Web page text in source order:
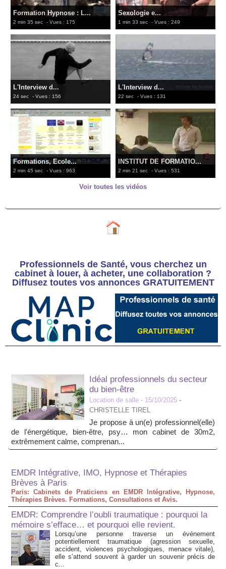
Formation Hypnose : L...
2 min 35 sec - Vues : 175
Sexologie e...
1 min 33 sec - Vues : 249
L'Interview d...
24 sec - Vues : 156
L'Interview d...
22 sec - Vues : 131
Formations, Ecole...
2 min 45 sec - Vues : 963
INSTITUT DE FORMATIO...
2 min 21 sec - Vues : 531
Voir toutes les vidéos
Professionnels de Santé, vous cherchez un
cabinet à louer, à acheter, une collaboration ?
Diffusez toutes vos annonces GRATUITEMENT
Idéal professionnels du secteur
du bien-être
Location de salle - 15/10/2025 -
CHRISTELLE TIREL
Je propose à un(e) professionnel(elle)
de l'énergétique, bien-être, psy… mon cabinet de 30m2,
extrêmement calme, comprenan...
EMDR Intégrative, IMO, Hypnose et Thérapies
Brèves à Paris
Paris: Cabinets de Praticiens en EMDR Intégrative, Hypnose,
Thérapies Brèves. Formations, Consultations et Avis.
EMDR: Comprendre l’oubli traumatique : pourquoi la
mémoire s’efface… et pourquoi elle revient.
Lorsqu’une personne traverse un événement
potentiellement traumatique (agression sexuelle,
accident, violences psychologiques, menace vitale),
elle s’attend souvent à garder un souvenir précis de
c...